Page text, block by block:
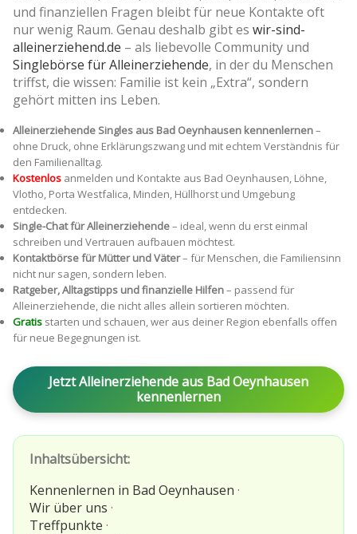
und finanziellen Fragen bleibt für neue Kontakte oft
nur wenig Raum. Genau deshalb gibt es wir-sind-
alleinerziehend.de – als liebevolle Community und
Singlebörse für Alleinerziehende, in der du Menschen
triffst, die wissen: Familie ist kein „Extra“, sondern
gehört mitten ins Leben.
Alleinerziehende Singles aus Bad Oeynhausen kennenlernen–
ohne Druck, ohne Erklärungszwang und mit echtem Verständnis für
den Familienalltag.
Kostenlos anmelden und Kontakte aus Bad Oeynhausen, Löhne,
Vlotho, Porta Westfalica, Minden, Hüllhorst und Umgebung
entdecken.
Single-Chat für Alleinerziehende– ideal, wenn du erst einmal
schreiben und Vertrauen aufbauen möchtest.
Kontaktbörse für Mütter und Väter– für Menschen, die Familiensinn
nicht nur sagen, sondern leben.
Ratgeber, Alltagstipps und finanzielle Hilfen– passend für
Alleinerziehende, die nicht alles allein sortieren möchten.
Gratis starten und schauen, wer aus deiner Region ebenfalls offen
für neue Begegnungen ist.
Jetzt Alleinerziehende aus Bad Oeynhausen
kennenlernen
Inhaltsübersicht:
Kennenlernen in Bad Oeynhausen ·
Wir über uns ·
Treffpunkte ·